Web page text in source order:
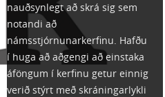
nauðsynlegt að skrá sig sem
notandi að
námsstjórnunarkerfinu. Hafðu
í huga að aðgengi að einstaka
áföngum í kerfinu getur einnig
verið stýrt með skráningarlykli